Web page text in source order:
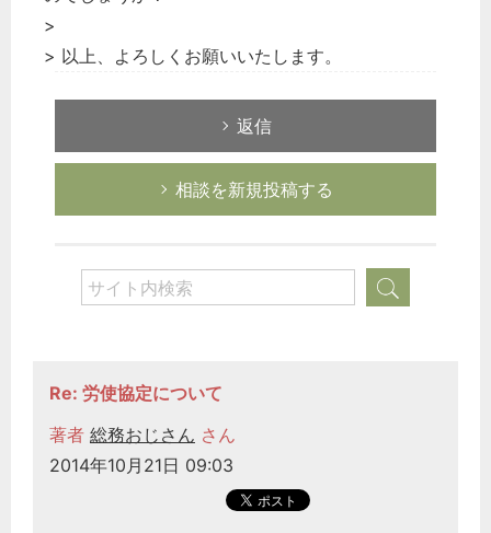
>
> 以上、よろしくお願いいたします。
返信
相談を新規投稿する
Re: 労使協定について
著者 総務おじさん さん
2014年10月21日 09:03